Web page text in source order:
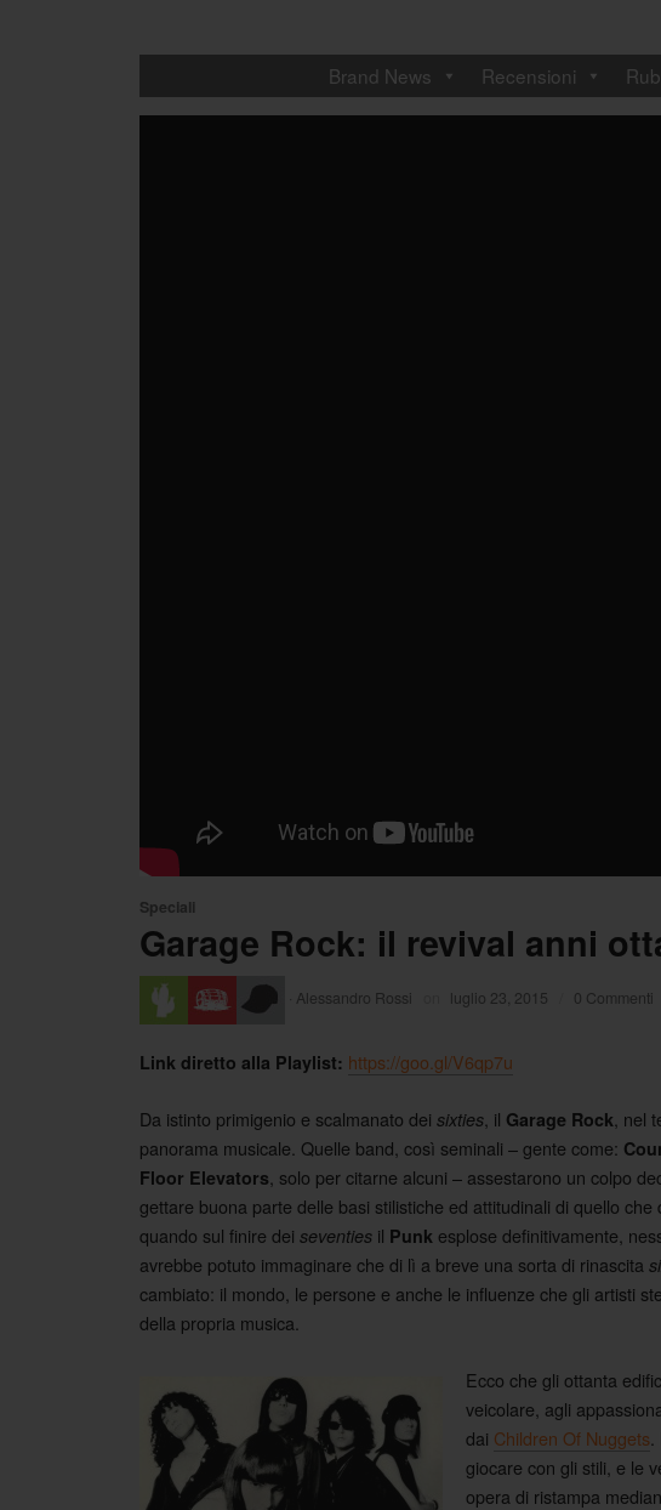
Brand News Recensioni
Speciali
Garage Rock: il revival anni
Alessandro Rossi luglio 23, 2015 0 Commenti
Link diretto alla Playlist: https://goo.gl/V6qp7u
Da istinto primigenio e scalmanato dei sixties , il Garage Rock ,
panorama musicale. Quelle band, così seminali – gente come:
Floor Elevators , solo per citarne alcuni – assestarono un colpo
gettare buona parte delle basi stilistiche ed attitudinali di quello
quando sul finire dei seventies il Punk esplose definitivamente,
avrebbe potuto immaginare che di lì a breve una sorta di rinascita
cambiato: il mondo, le persone e anche le influenze che gli artisti
della propria musica.
Ecco che gli ottanta
veicolare, agli
dai Children Of Nuggets
giocare con gli stili, e le
opera di ristampa